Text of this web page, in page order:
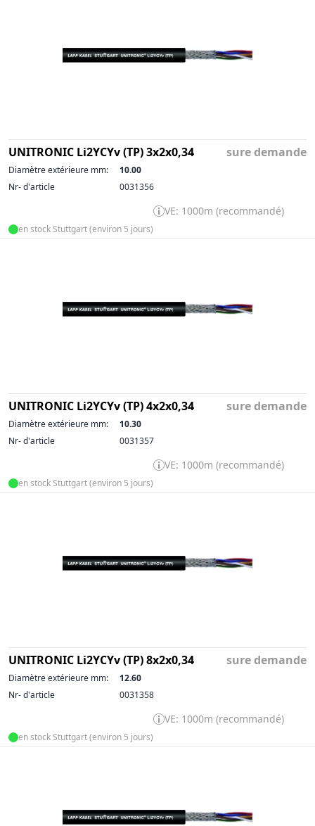
UNITRONIC Li2YCYv (TP) 3x2x0,34 sure demande
Diamètre extérieure mm:
10.00
Nr- d'article
0031356
VE: 1000m (recommandé)
en stock Stuttgart (environ 5 jours)
UNITRONIC Li2YCYv (TP) 4x2x0,34 sure demande
Diamètre extérieure mm:
10.30
Nr- d'article
0031357
VE: 1000m (recommandé)
en stock Stuttgart (environ 5 jours)
UNITRONIC Li2YCYv (TP) 8x2x0,34 sure demande
Diamètre extérieure mm:
12.60
Nr- d'article
0031358
VE: 1000m (recommandé)
en stock Stuttgart (environ 5 jours)